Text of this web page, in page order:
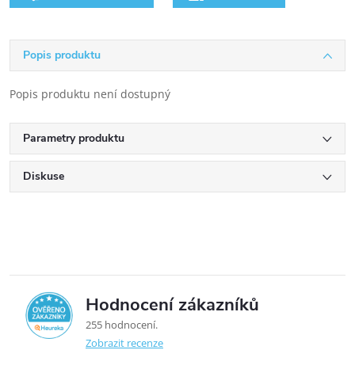
Popis produktu
Popis produktu není dostupný
Parametry produktu
Diskuse
5,0 Hodnocení zákazníků
255 hodnocení
Zobrazit recenze